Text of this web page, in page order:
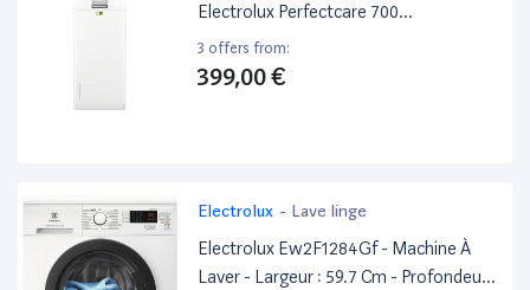
Electrolux Perfectcare 700
Ew7T3375Dd Blanc
3 offers from:
399,00 €
Electrolux - Lave linge
Electrolux Ew2F1284Gf - Machine À
Laver - Largeur : 59.7 Cm - Profondeur :